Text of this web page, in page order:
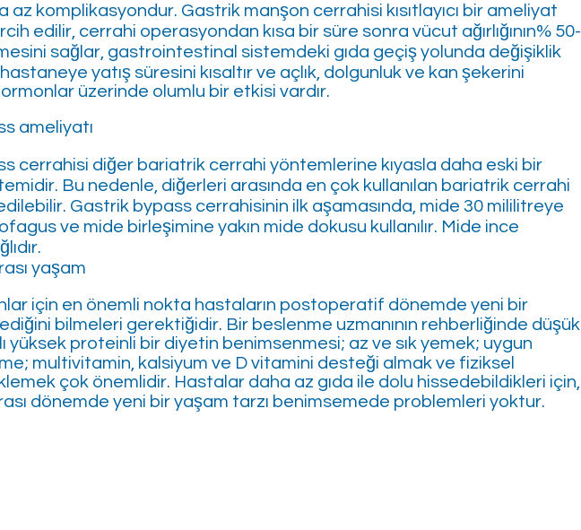
az komplikasyondur. Gastrik manşon cerrahisi kısıtlayıcı bir ameliyat
edilir, cerrahi operasyondan kısa bir süre sonra vücut ağırlığının% 50-
sağlar, gastrointestinal sistemdeki gıda geçiş yolunda değişiklik
yatış süresini kısaltır ve açlık, dolgunluk ve kan şekerini
üzerinde olumlu bir etkisi vardır.
ameliyatı
cerrahisi diğer bariatrik cerrahi yöntemlerine kıyasla daha eski bir
Bu nedenle, diğerleri arasında en çok kullanılan bariatrik cerrahi
Gastrik bypass cerrahisinin ilk aşamasında, mide 30 mililitreye
ve mide birleşimine yakın mide dokusu kullanılır. Mide ince
yaşam
için en önemli nokta hastaların postoperatif dönemde yeni bir
bilmeleri gerektiğidir. Bir beslenme uzmanının rehberliğinde düşük
yüksek proteinli bir diyetin benimsenmesi; az ve sık yemek; uygun
multivitamin, kalsiyum ve D vitamini desteği almak ve fiziksel
çok önemlidir. Hastalar daha az gıda ile dolu hissedebildikleri için,
dönemde yeni bir yaşam tarzı benimsemede problemleri yoktur.